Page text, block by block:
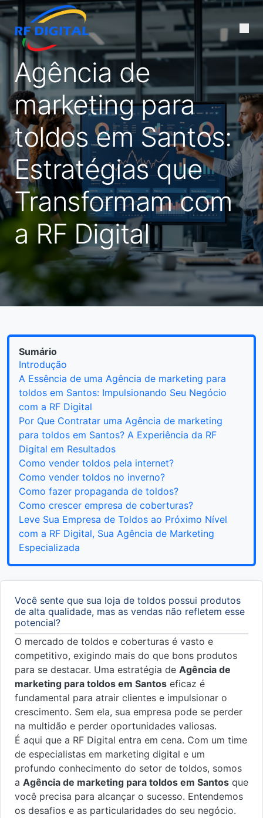
Agência de
marketing para
toldos em Santos:
Estratégias que
Transformam com
a RF Digital
Sumário
Introdução
A Essência de uma Agência de marketing para
toldos em Santos: Impulsionando Seu Negócio
com a RF Digital
Por Que Contratar uma Agência de marketing
para toldos em Santos? A Experiência da RF
Digital em Resultados
Como vender toldos pela internet?
Como vender toldos no inverno?
Como fazer propaganda de toldos?
Como crescer empresa de coberturas?
Leve Sua Empresa de Toldos ao Próximo Nível
com a RF Digital, Sua Agência de Marketing
Especializada
Você sente que sua loja de toldos possui produtos
de alta qualidade, mas as vendas não refletem esse
potencial?
O mercado de toldos e coberturas é vasto e
competitivo, exigindo mais do que bons produtos
para se destacar. Uma estratégia de Agência de
marketing para toldos em Santos eficaz é
fundamental para atrair clientes e impulsionar o
crescimento. Sem ela, sua empresa pode se perder
na multidão e perder oportunidades valiosas.
É aqui que a RF Digital entra em cena. Com um time
de especialistas em marketing digital e um
profundo conhecimento do setor de toldos, somos
a Agência de marketing para toldos em Santos que
você precisa para alcançar o sucesso. Entendemos
os desafios e as particularidades do seu negócio.